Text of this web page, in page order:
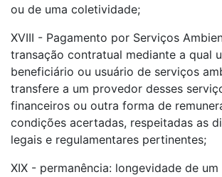
ou de uma coletividade;
XVIII - Pagamento por Serviços
transação contratual mediante a qual
beneficiário ou usuário de serviços
transfere a um provedor desses
financeiros ou outra forma de
condições acertadas, respeitadas as
legais e regulamentares pertinentes;
XIX - permanência: longevidade de